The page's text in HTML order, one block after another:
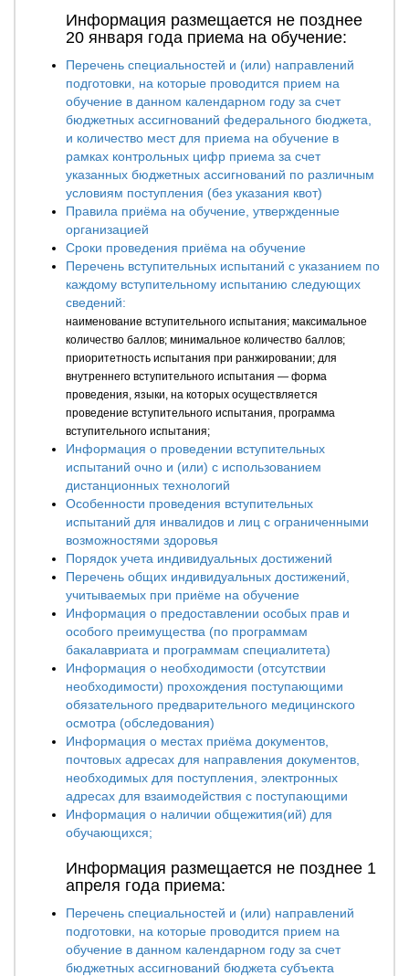
Информация размещается не позднее
20 января года приема на обучение:
Перечень специальностей и (или) направлений
подготовки, на которые проводится прием на
обучение в данном календарном году за счет
бюджетных ассигнований федерального бюджета,
и количество мест для приема на обучение в
рамках контрольных цифр приема за счет
указанных бюджетных ассигнований по различным
условиям поступления (без указания квот)
Правила приёма на обучение, утвержденные
организацией
Сроки проведения приёма на обучение
Перечень вступительных испытаний с указанием по
каждому вступительному испытанию следующих
сведений:
наименование вступительного испытания; максимальное
количество баллов; минимальное количество баллов;
приоритетность испытания при ранжировании; для
внутреннего вступительного испытания — форма
проведения, языки, на которых осуществляется
проведение вступительного испытания, программа
вступительного испытания;
Информация о проведении вступительных
испытаний очно и (или) с использованием
дистанционных технологий
Особенности проведения вступительных
испытаний для инвалидов и лиц с ограниченными
возможностями здоровья
Порядок учета индивидуальных достижений
Перечень общих индивидуальных достижений,
учитываемых при приёме на обучение
Информация о предоставлении особых прав и
особого преимущества (по программам
бакалавриата и программам специалитета)
Информация о необходимости (отсутствии
необходимости) прохождения поступающими
обязательного предварительного медицинского
осмотра (обследования)
Информация о местах приёма документов,
почтовых адресах для направления документов,
необходимых для поступления, электронных
адресах для взаимодействия с поступающими
Информация о наличии общежития(ий) для
обучающихся;
Информация размещается не позднее 1
апреля года приема:
Перечень специальностей и (или) направлений
подготовки, на которые проводится прием на
обучение в данном календарном году за счет
бюджетных ассигнований бюджета субъекта